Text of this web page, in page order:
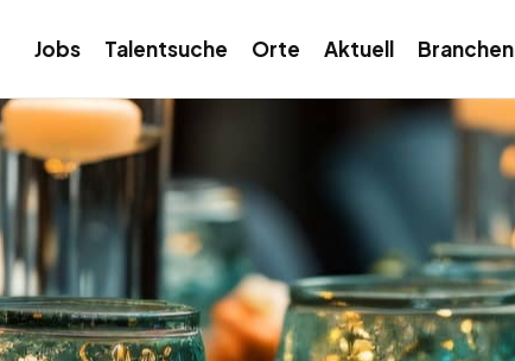
Jobs Talentsuche Orte Aktuell Branchen